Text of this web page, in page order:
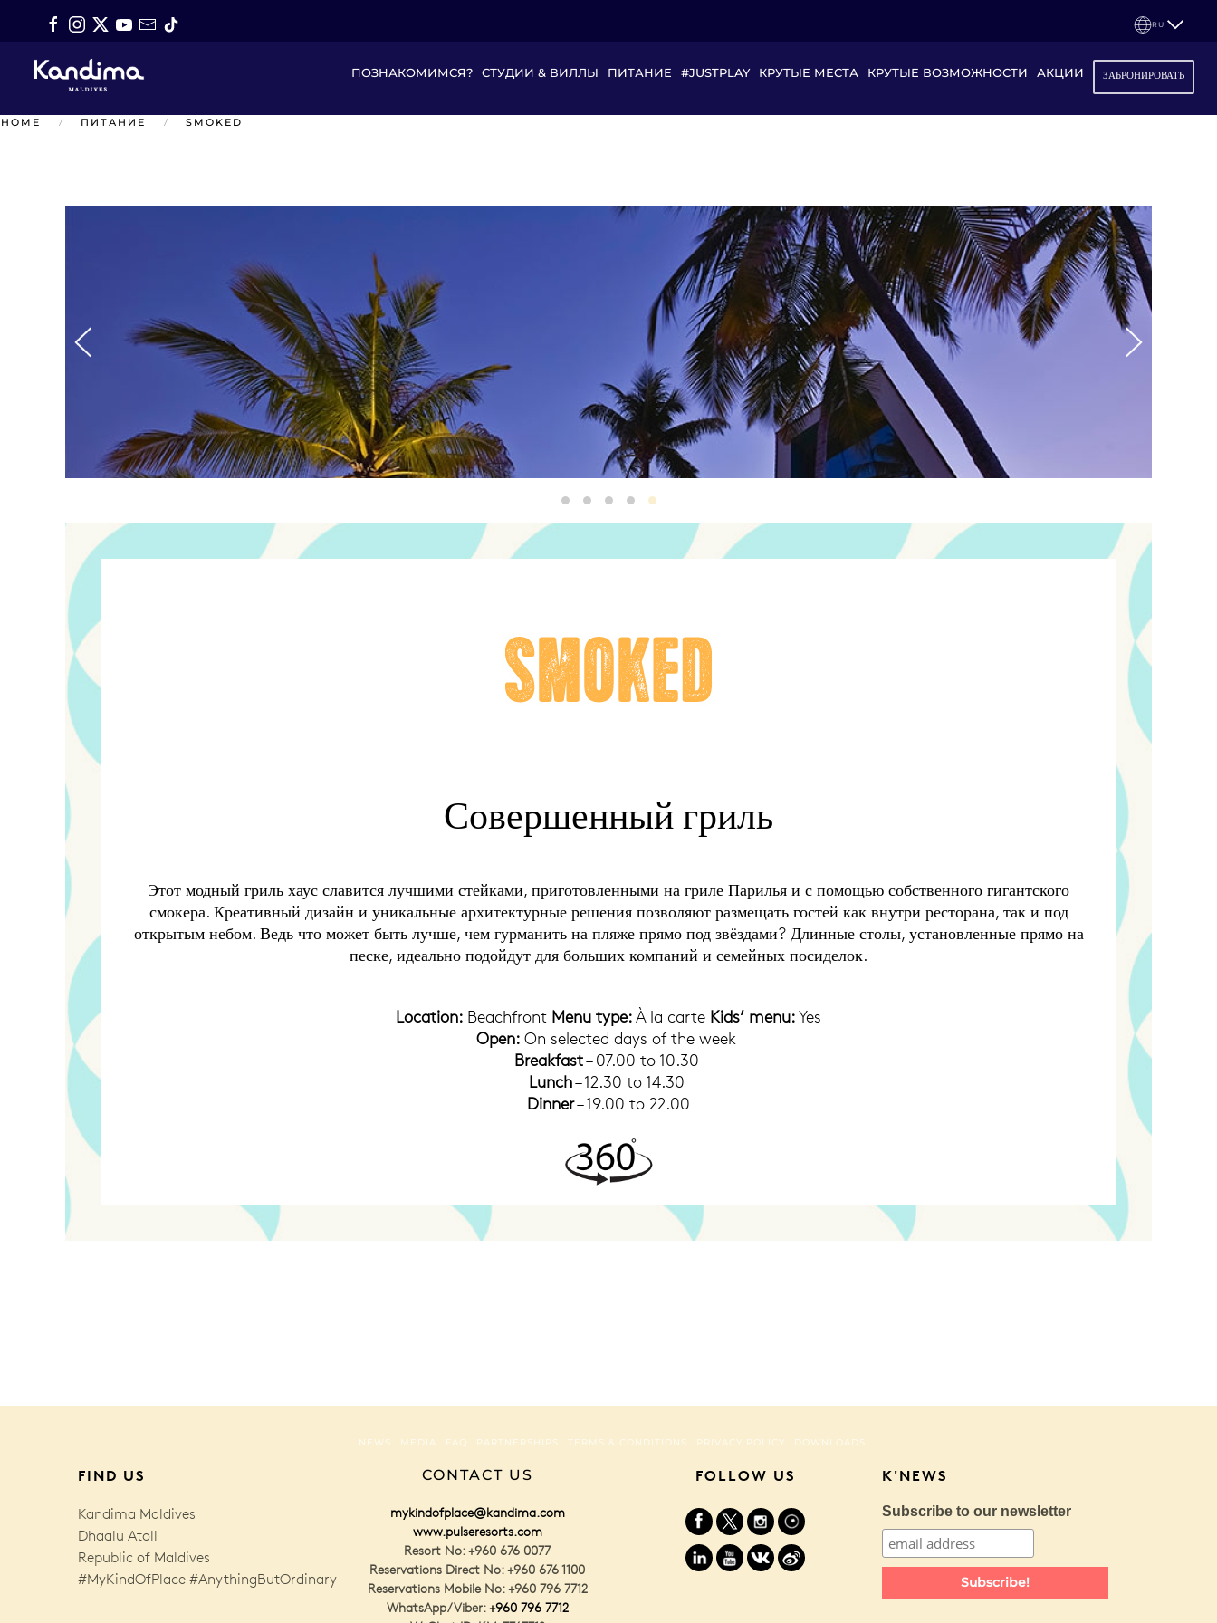
RU
ПОЗНАКОМИМСЯ? СТУДИИ & ВИЛЛЫ ПИТАНИЕ #JUSTPLAY КРУТЫЕ МЕСТА КРУТЫЕ ВОЗМОЖНОСТИ АКЦИИ ЗАБРОНИРОВАТЬ
HOME ПИТАНИЕ SMOKED
Smoked1Smoked2
Smoked3Smoked4
Совершенный гриль
Этот модный гриль хаус славится лучшими стейками, приготовленными на гриле Парилья и с помощью собственного гигантского
смокера. Креативный дизайн и уникальные архитектурные решения позволяют размещать гостей как внутри ресторана, так и под
открытым небом. Ведь что может быть лучше, чем гурманить на пляже прямо под звёздами? Длинные столы, установленные прямо на
песке, идеально подойдут для больших компаний и семейных посиделок.
Location: Beachfront Menu type:À la carte Kids’ menu:Yes
Open: On selected days of the week
Breakfast– 07.00 to 10.30
Lunch– 12.30 to 14.30
Dinner– 19.00 to 22.00
NEWS MEDIA FAQ PARTNERSHIPS TERMS & CONDITIONS PRIVACY POLICY DOWNLOADS
FIND US
Kandima Maldives
Dhaalu Atoll
Republic of Maldives
#MyKindOfPlace #AnythingButOrdinary
CONTACT US
mykindofplace@kandima.com
www.pulseresorts.com
Resort No: +960 676 0077
Reservations Direct No: +960 676 1100
Reservations Mobile No: +960 796 7712
WhatsApp/Viber:+960 796 7712
FOLLOW US K'NEWS
Subscribe to our newsletter
Subscribe!